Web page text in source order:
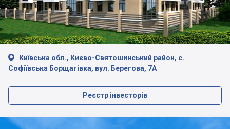

Київська обл., Києво-Святошинський район, с.
Софіївська Борщагівка, вул. Берегова, 7А
Реєстр інвесторів